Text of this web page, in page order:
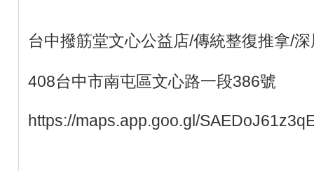
台中撥筋堂文心公益店/傳統整復推拿/
408台中市南屯區文心路一段386號
https://maps.app.goo.gl/